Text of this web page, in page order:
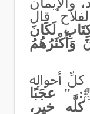
قال
لَكَانَ
وَأَكْثَرُهُمُ
كلِّ أحوالِه
: " عجَبًا
خير،